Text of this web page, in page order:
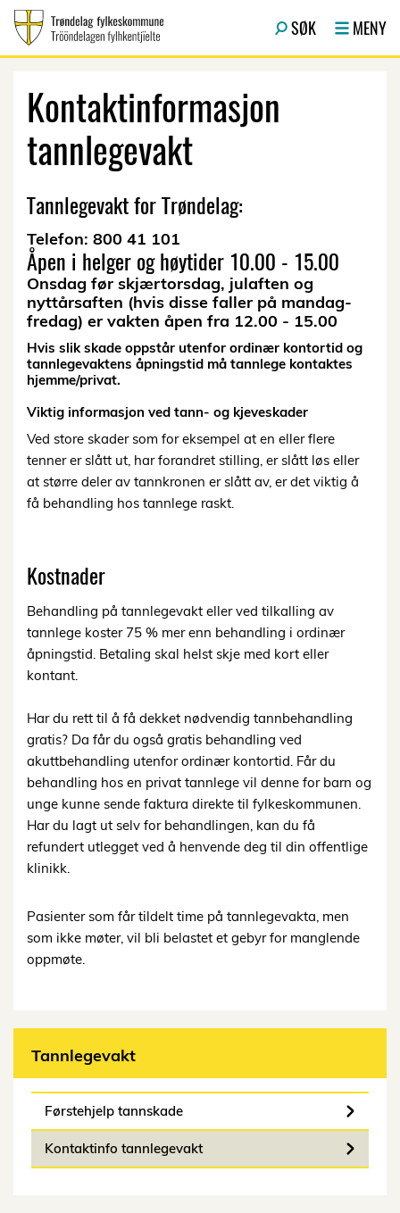
SØK MENY
Kontaktinformasjon
tannlegevakt
Tannlegevakt for Trøndelag:
Telefon: 800 41 101
Åpen i helger og høytider 10.00 - 15.00
Onsdag før skjærtorsdag, julaften og
nyttårsaften (hvis disse faller på mandag-
fredag) er vakten åpen fra 12.00 - 15.00
Hvis slik skade oppstår utenfor ordinær kontortid og
tannlegevaktens åpningstid må tannlege kontaktes
hjemme/privat.
Viktig informasjon ved tann- og kjeveskader
Ved store skader som for eksempel at en eller flere
tenner er slått ut, har forandret stilling, er slått løs eller
at større deler av tannkronen er slått av, er det viktig å
få behandling hos tannlege raskt.
Kostnader
Behandling på tannlegevakt eller ved tilkalling av
tannlege koster 75 % mer enn behandling i ordinær
åpningstid. Betaling skal helst skje med kort eller
kontant.
Har du rett til å få dekket nødvendig tannbehandling
gratis? Da får du også gratis behandling ved
akuttbehandling utenfor ordinær kontortid. Får du
behandling hos en privat tannlege vil denne for barn og
unge kunne sende faktura direkte til fylkeskommunen.
Har du lagt ut selv for behandlingen, kan du få
refundert utlegget ved å henvende deg til din offentlige
klinikk.
Pasienter som får tildelt time på tannlegevakta, men
som ikke møter, vil bli belastet et gebyr for manglende
oppmøte.
Tannlegevakt
Førstehjelp tannskade
Kontaktinfo tannlegevakt